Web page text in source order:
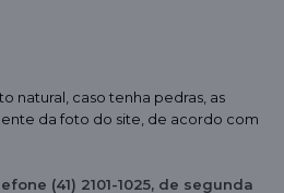
natural, caso tenha pedras, as
da foto do site, de acordo com
(41) 2101-1025, de segunda